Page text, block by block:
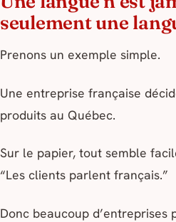
seulement une
Prenons un exemple simple.
Une entreprise française
produits au Québec.
Sur le papier, tout semble
“Les clients parlent français.”
Donc beaucoup d’entreprises